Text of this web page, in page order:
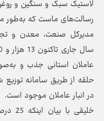
لاستیک سبک و سنگین و
رسالت‌های ماست که به‌طور
مدیرکل صنعت، معدن و
در انبار عاملان موجود است.